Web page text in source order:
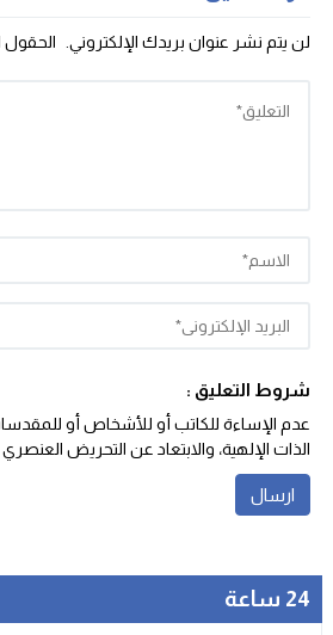
لن يتم نشر عنوان بريدك الإلكتروني. الحقول
شروط التعليق :
عدم الإساءة للكاتب أو للأشخاص أو
الذات الإلهية، والابتعاد عن التحريض
24 ساعة